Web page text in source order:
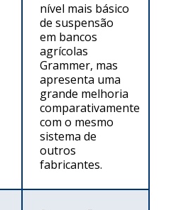
nível mais básico
de suspensão
em bancos
agrícolas
Grammer, mas
apresenta uma
grande melhoria
comparativamente
com o mesmo
sistema de
outros
fabricantes.